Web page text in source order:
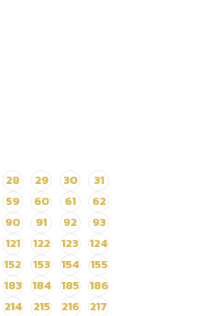
28 29 30
31
59 60 61
62
90 91 92
93
121 122 123
124
152 153 154
155
183 184 185
186
214 215 216 217